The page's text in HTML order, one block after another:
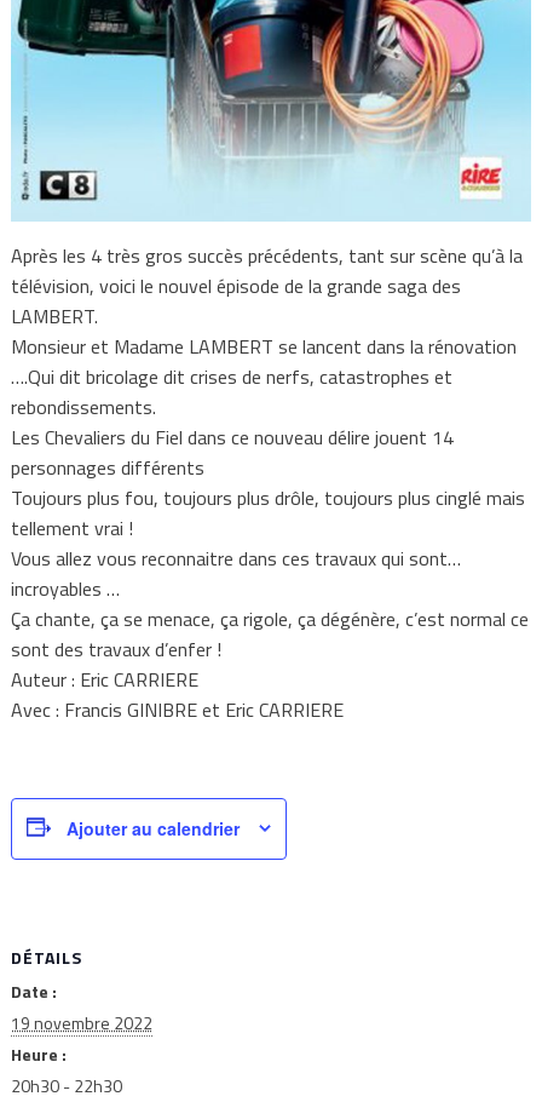
Après les 4 très gros succès précédents, tant sur scène qu’à la
télévision, voici le nouvel épisode de la grande saga des
LAMBERT.
Monsieur et Madame LAMBERT se lancent dans la rénovation
….Qui dit bricolage dit crises de nerfs, catastrophes et
rebondissements.
Les Chevaliers du Fiel dans ce nouveau délire jouent 14
personnages différents
Toujours plus fou, toujours plus drôle, toujours plus cinglé mais
tellement vrai !
Vous allez vous reconnaitre dans ces travaux qui sont…
incroyables …
Ça chante, ça se menace, ça rigole, ça dégénère, c’est normal ce
sont des travaux d’enfer !
Auteur : Eric CARRIERE
Avec : Francis GINIBRE et Eric CARRIERE
Ajouter au calendrier
DÉTAILS
Date :
19 novembre 2022
Heure :
20h30 - 22h30